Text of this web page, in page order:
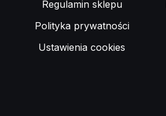
Regulamin sklepu
Polityka prywatności
Ustawienia cookies